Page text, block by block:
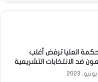
العليا ترفض أغلب
ضد الانتخابات التشريعية